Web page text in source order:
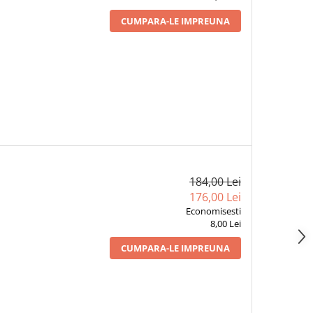
CUMPARA-LE IMPREUNA
184,00 Lei
176,00 Lei
Economisesti
8,00 Lei
CUMPARA-LE IMPREUNA